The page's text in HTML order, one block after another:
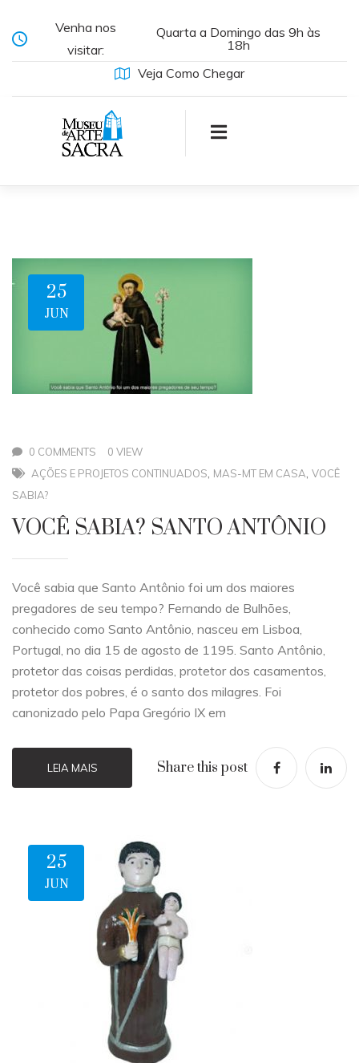
Venha nos
visitar:
Quarta a Domingo das 9h às
18h
Veja Como Chegar
25
JUN
0 COMMENTS
0 VIEW
AÇÕES E PROJETOS CONTINUADOS, MAS-MT EM CASA, VOCÊ
SABIA?
VOCÊ SABIA? SANTO ANTÔNIO
Você sabia que Santo Antônio foi um dos maiores
pregadores de seu tempo? Fernando de Bulhões,
conhecido como Santo Antônio, nasceu em Lisboa,
Portugal, no dia 15 de agosto de 1195. Santo Antônio,
protetor das coisas perdidas, protetor dos casamentos,
protetor dos pobres, é o santo dos milagres. Foi
canonizado pelo Papa Gregório IX em
LEIA MAIS Share this post
25
JUN